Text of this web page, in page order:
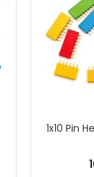
1x10 Pin